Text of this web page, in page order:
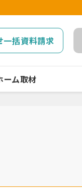
一括資料請求
ーム取材